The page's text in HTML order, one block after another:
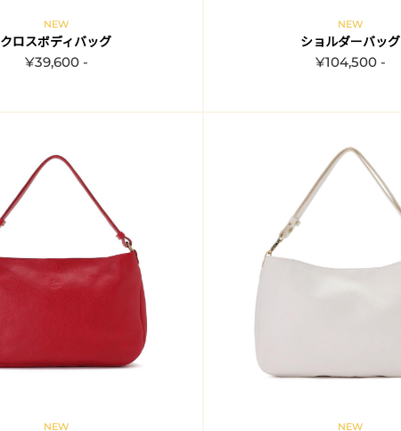
NEW
クロスボディバッグ
¥39,600 -
NEW
ショルダーバッグ
¥104,500 -
NEW NEW